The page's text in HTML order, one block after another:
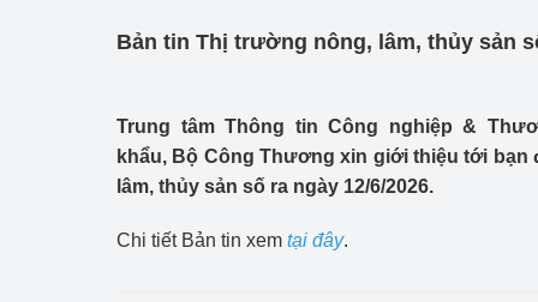
mại, Dịch vụ Việt
Hoạt động của Bộ
Công Thương -
Bản tin Thị trường nông, lâm, thủy sản
Trung tâm Thông tin Công nghiệp &
khẩu, Bộ Công Thương xin giới thiệu tới
lâm, thủy sản số ra ngày 12/6/2026.
Chi tiết Bản tin xem tại đây.